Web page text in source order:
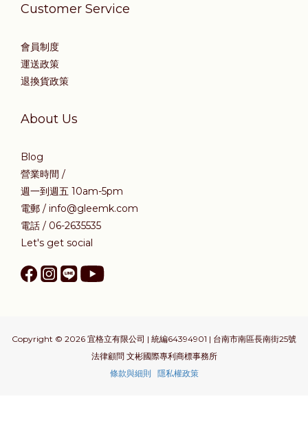
Customer Service
會員制度
運送政策
退換貨政策
About Us
Blog
營業時間 /
週一到週五 10am-5pm
電郵 / info@gleemk.com
電話 / 06-2635535
Let's get social
Copyright © 2026 宜格立有限公司 | 統編64394901 | 台南市南區長南街25號
法律顧問 文彬國際專利商標事務所
條款與細則
隱私權政策